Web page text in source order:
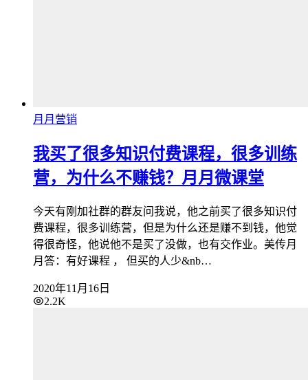
月月营销
我买了很多知识付费课程，很多训练
营，​为什么不赚钱？月月微课堂
今天有刚加社群的群友问我说，他之前买了很多知识付
费课程，很多训练营，但是为什么还是赚不到钱，他觉
得很奇怪，他说他不是买了没做，也有交作业。美传月
月答：有好课程 ， 但买的人少&nb…
2020年11月16日
2.2K